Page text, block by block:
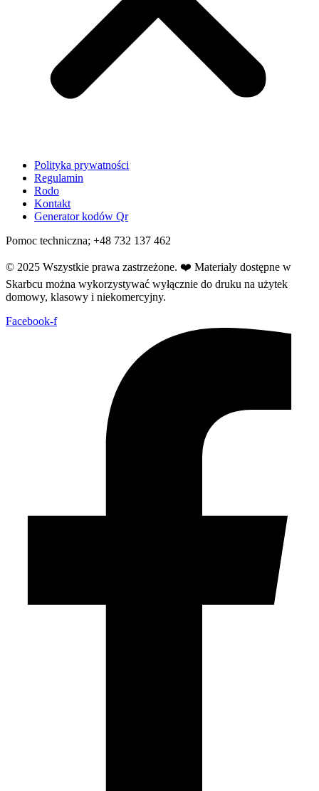
Polityka prywatności
Regulamin
Rodo
Kontakt
Generator kodów Qr
Pomoc techniczna; +48 732 137 462
© 2025 Wszystkie prawa zastrzeżone. ❤️ Materiały dostępne w
Skarbcu można wykorzystywać wyłącznie do druku na użytek
domowy, klasowy i niekomercyjny.
Facebook-f